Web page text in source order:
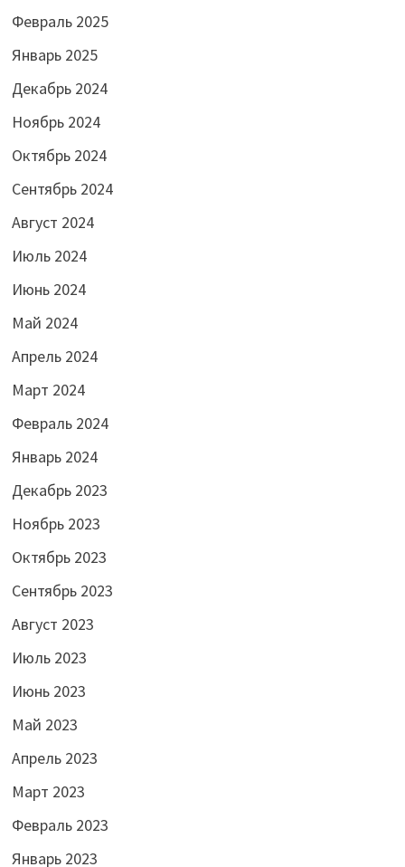
Февраль 2025
Январь 2025
Декабрь 2024
Ноябрь 2024
Октябрь 2024
Сентябрь 2024
Август 2024
Июль 2024
Июнь 2024
Май 2024
Апрель 2024
Март 2024
Февраль 2024
Январь 2024
Декабрь 2023
Ноябрь 2023
Октябрь 2023
Сентябрь 2023
Август 2023
Июль 2023
Июнь 2023
Май 2023
Апрель 2023
Март 2023
Февраль 2023
Январь 2023